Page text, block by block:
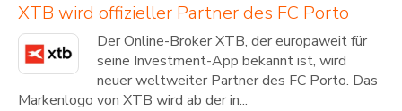
XTB wird offizieller Partner des FC Porto
Der Online-Broker XTB, der europaweit für
seine Investment-App bekannt ist, wird
neuer weltweiter Partner des FC Porto. Das
Markenlogo von XTB wird ab der in...